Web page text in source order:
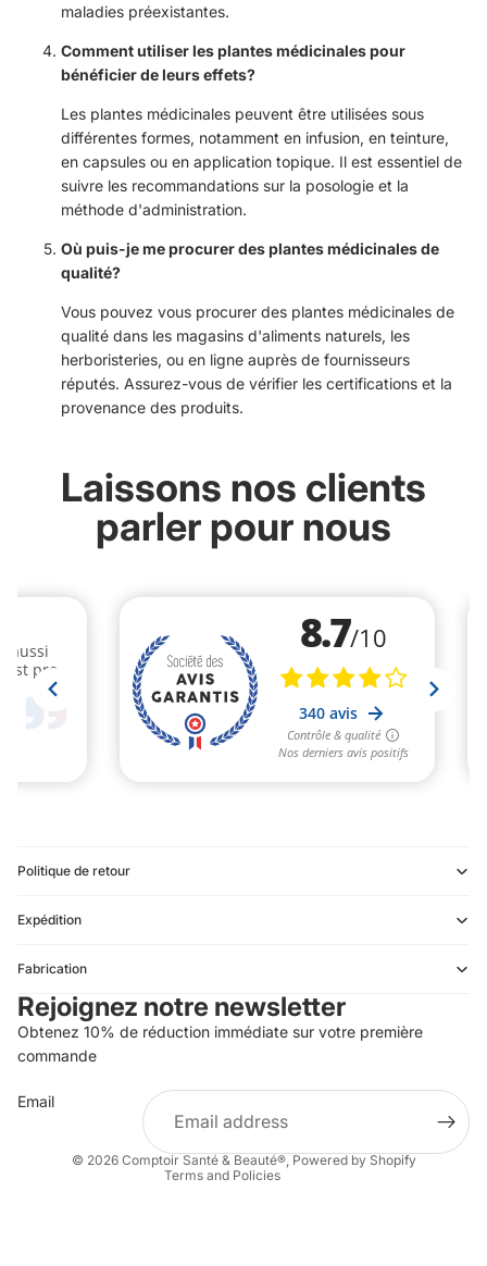
maladies préexistantes.
Comment utiliser les plantes médicinales pour
bénéficier de leurs effets?
Les plantes médicinales peuvent être utilisées sous
différentes formes, notamment en infusion, en teinture,
en capsules ou en application topique. Il est essentiel de
suivre les recommandations sur la posologie et la
méthode d'administration.
Où puis-je me procurer des plantes médicinales de
qualité?
Vous pouvez vous procurer des plantes médicinales de
qualité dans les magasins d'aliments naturels, les
herboristeries, ou en ligne auprès de fournisseurs
réputés. Assurez-vous de vérifier les certifications et la
provenance des produits.
Laissons nos clients
parler pour nous
Politique de retour
Expédition
Fabrication
Rejoignez notre newsletter
Obtenez 10% de réduction immédiate sur votre première
commande
Email
© 2026 Comptoir Santé & Beauté®, Powered by Shopify
Terms and Policies
Terms of service
Terms of sale
Legal notice